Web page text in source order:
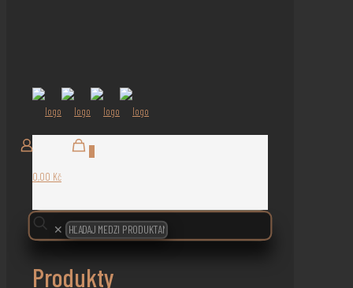
0,00 Kč
✕
Produkty